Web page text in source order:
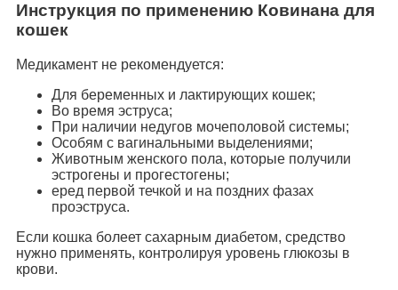
Инструкция по применению Ковинана для
кошек
Медикамент не рекомендуется:
Для беременных и лактирующих кошек;
Во время эструса;
При наличии недугов мочеполовой системы;
Особям с вагинальными выделениями;
Животным женского пола, которые получили
эстрогены и прогестогены;
еред первой течкой и на поздних фазах
проэструса.
Если кошка болеет сахарным диабетом, средство
нужно применять, контролируя уровень глюкозы в
крови.